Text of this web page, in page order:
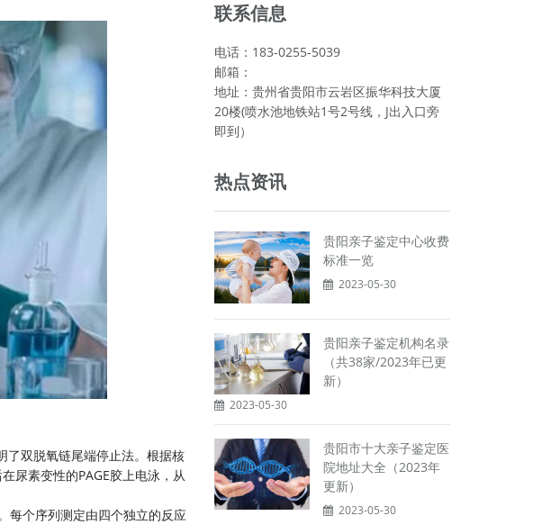
了双脱氧链尾端停止法。根据核
尿素变性的PAGE胶上电泳，从
每个序列测定由四个独立的反应
联系信息
电话：183-0255-5039
邮箱：
地址：贵州省贵阳市云岩区振华科技大厦
20楼(喷水池地铁站1号2号线，J出入口旁
即到）
热点资讯
贵阳亲子鉴定中心收费
标准一览
2023-05-30
贵阳亲子鉴定机构名录
（共38家/2023年已更
新）
2023-05-30
贵阳市十大亲子鉴定医
院地址大全（2023年
更新）
2023-05-30